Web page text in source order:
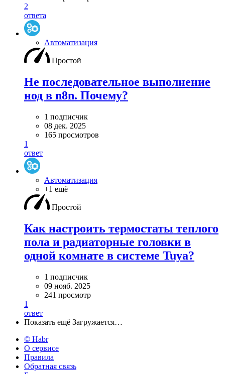
2
ответа
Автоматизация
Простой
Не последовательное выполнение
нод в n8n. Почему?
1 подписчик
08 дек. 2025
165 просмотров
1
ответ
Автоматизация
+1 ещё
Простой
Как настроить термостаты теплого
пола и радиаторные головки в
одной комнате в системе Tuya?
1 подписчик
09 нояб. 2025
241 просмотр
1
ответ
Показать ещё Загружается…
© Habr
О сервисе
Правила
Обратная связь